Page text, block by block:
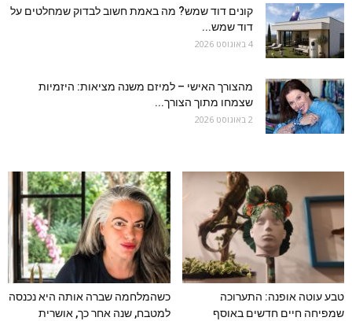
קונים דוד שמש? מה באמת חשוב לבדוק שמחלטים על
דוד שמש...
4 באוגוסט 2026
מהצורך האישי – למיזם משנה מציאות: היזמיות
שצמחו מתוך הצורך...
2 באוגוסט 2026
טבע עוטה אופנה: התערוכה
שמפיחה חיים חדשים באוסף
כשהמלחמה שברה אותה היא נכנסה
למטבח, שנה אחר כך, אושרית